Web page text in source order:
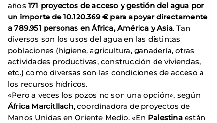
años 171 proyectos de acceso y gestión del agua por
un importe de 10.120.369 € para apoyar directamente
a 789.951 personas en África, América y Asia. Tan
diversos son los usos del agua en las distintas
poblaciones (higiene, agricultura, ganadería, otras
actividades productivas, construcción de viviendas,
etc.) como diversas son las condiciones de acceso a
los recursos hídricos.
«Pero a veces los pozos no son una opción», según
África Marcitllach, coordinadora de proyectos de
Manos Unidas en Oriente Medio. «En Palestinaestán